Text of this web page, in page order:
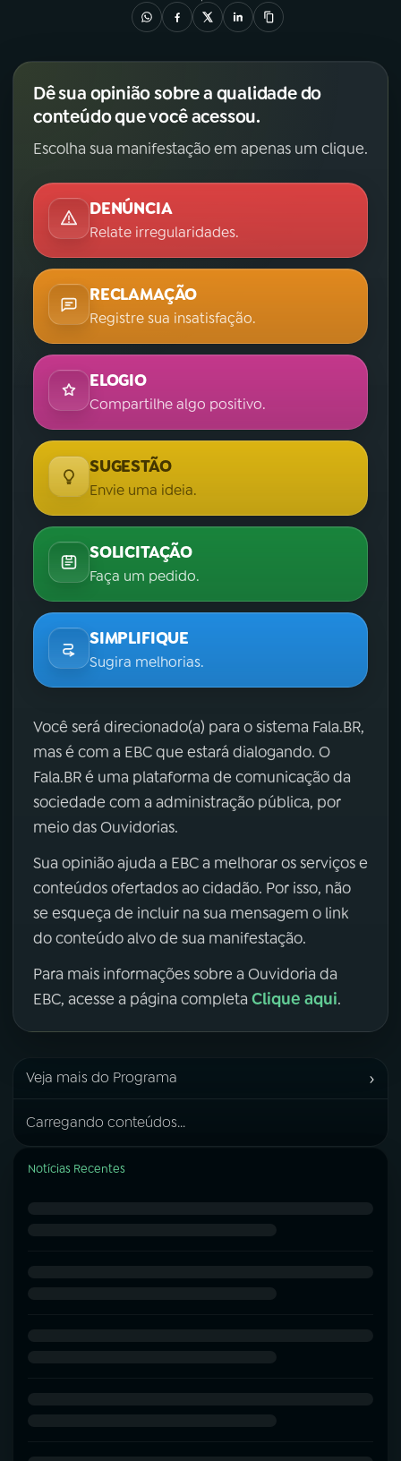
Dê sua opinião sobre a qualidade do
conteúdo que você acessou.
Escolha sua manifestação em apenas um clique.
DENÚNCIA
Relate irregularidades.
RECLAMAÇÃO
Registre sua insatisfação.
ELOGIO
Compartilhe algo positivo.
SUGESTÃO
Envie uma ideia.
SOLICITAÇÃO
Faça um pedido.
SIMPLIFIQUE
Sugira melhorias.
Você será direcionado(a) para o sistema Fala.BR,
mas é com a EBC que estará dialogando. O
Fala.BR é uma plataforma de comunicação da
sociedade com a administração pública, por
meio das Ouvidorias.
Sua opinião ajuda a EBC a melhorar os serviços e
conteúdos ofertados ao cidadão. Por isso, não
se esqueça de incluir na sua mensagem o link
do conteúdo alvo de sua manifestação.
Para mais informações sobre a Ouvidoria da
EBC, acesse a página completa Clique aqui.
Veja mais do Programa ›
Carregando conteúdos...
Notícias Recentes